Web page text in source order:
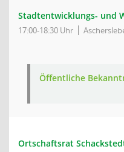
Stadtentwicklungs- und
17:00-18:30 Uhr
Öffentliche
Ortschaftsrat